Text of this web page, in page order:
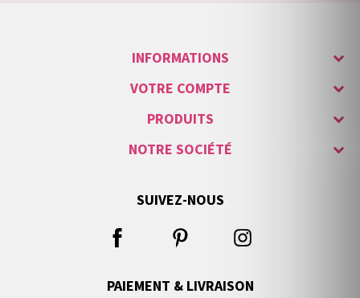
INFORMATIONS
VOTRE COMPTE
PRODUITS
NOTRE SOCIÉTÉ
SUIVEZ-NOUS
PAIEMENT & LIVRAISON